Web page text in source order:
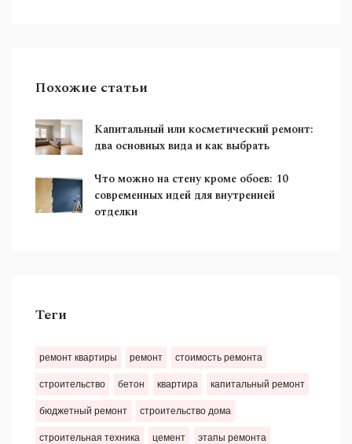
Похожие статьи
Капитальный или косметический ремонт:
два основных вида и как выбрать
Что можно на стену кроме обоев: 10
современных идей для внутренней
отделки
Теги
ремонт квартиры ремонт стоимость ремонта
строительство бетон квартира капитальный ремонт
бюджетный ремонт строительство дома
строительная техника цемент этапы ремонта